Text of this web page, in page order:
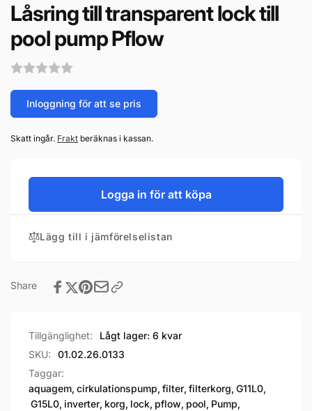
Låsring till transparent lock till
pool pump Pflow
Inloggning för att se pris
Skatt ingår. Frakt beräknas i kassan.
Logga in för att köpa
Lägg till i jämförelselistan
Share
Tillgänglighet:
Lågt lager: 6 kvar
SKU:
01.02.26.0133
Taggar:
aquagem, cirkulationspump, filter, filterkorg, G11L0,
G15L0, inverter, korg, lock, pflow, pool, Pump,